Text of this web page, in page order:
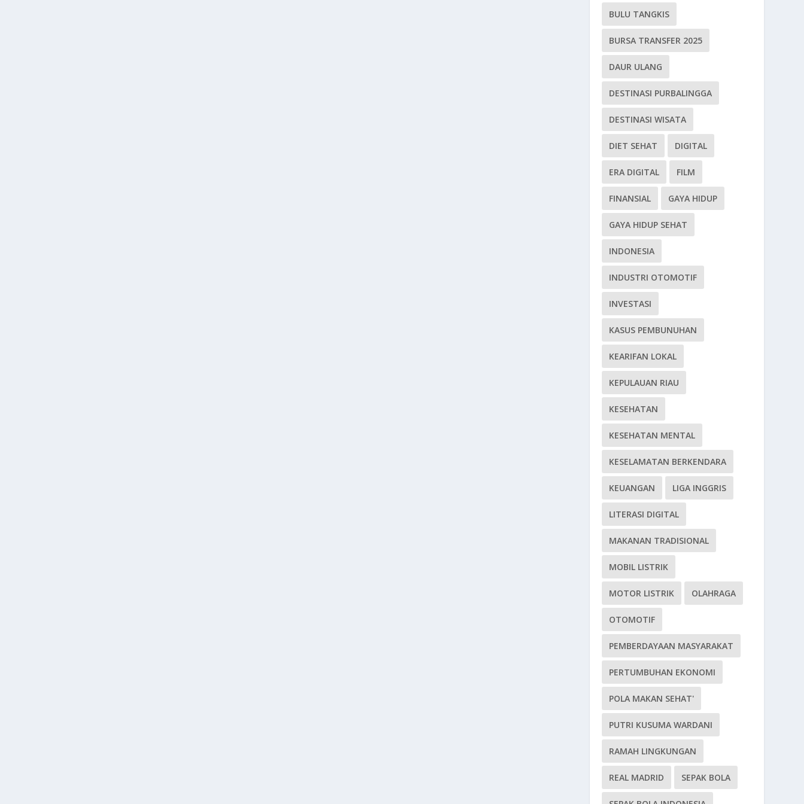
BULU TANGKIS
BURSA TRANSFER 2025
DAUR ULANG
DESTINASI PURBALINGGA
DESTINASI WISATA
DIET SEHAT DIGITAL
ERA DIGITAL FILM
FINANSIAL GAYA HIDUP
GAYA HIDUP SEHAT
INDONESIA
INDUSTRI OTOMOTIF
INVESTASI
KASUS PEMBUNUHAN
KEARIFAN LOKAL
KEPULAUAN RIAU
KESEHATAN
KESEHATAN MENTAL
KESELAMATAN BERKENDARA
KEUANGAN LIGA INGGRIS
LITERASI DIGITAL
MAKANAN TRADISIONAL
MOBIL LISTRIK
MOTOR LISTRIK OLAHRAGA
OTOMOTIF
PEMBERDAYAAN MASYARAKAT
PERTUMBUHAN EKONOMI
POLA MAKAN SEHAT'
PUTRI KUSUMA WARDANI
RAMAH LINGKUNGAN
REAL MADRID SEPAK BOLA